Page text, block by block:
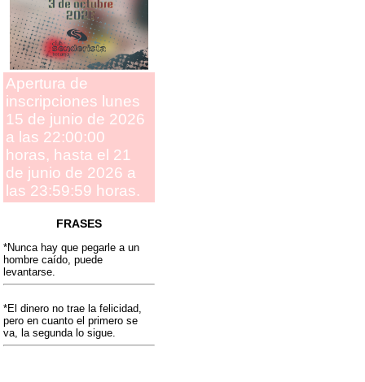
Apertura de
inscripciones lunes
15 de junio de 2026
a las 22:00:00
horas, hasta el 21
de junio de 2026 a
las 23:59:59 horas.
FRASES
*Nunca hay que pegarle a un
hombre caído, puede
levantarse.
*El dinero no trae la felicidad,
pero en cuanto el primero se
va, la segunda lo sigue.